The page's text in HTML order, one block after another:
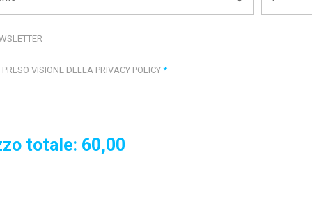
VISIONE DELLA PRIVACY POLICY *
totale: 60,00